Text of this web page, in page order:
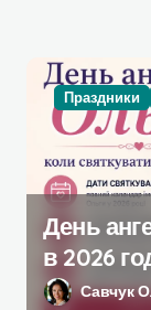
Праздники
День
в 2026
Савчук